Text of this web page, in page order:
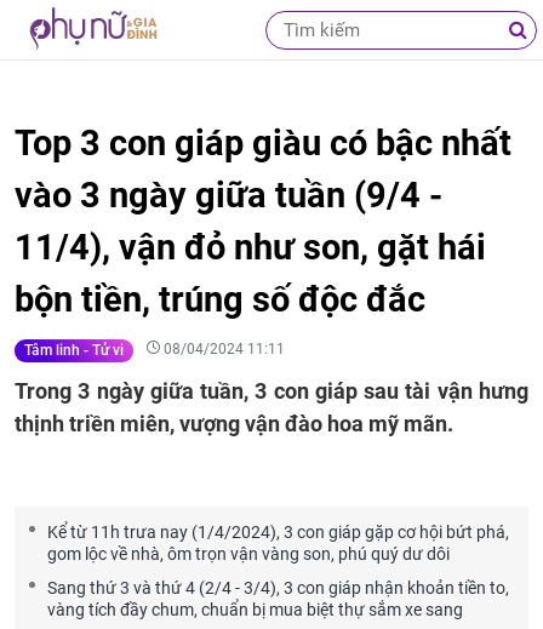
Top 3 con giáp giàu có bậc nhất
vào 3 ngày giữa tuần (9/4 -
11/4), vận đỏ như son, gặt hái
bộn tiền, trúng số độc đắc
Tâm linh - Tử vi 08/04/2024 11:11
Trong 3 ngày giữa tuần, 3 con giáp sau tài vận hưng
thịnh triền miên, vượng vận đào hoa mỹ mãn.
Kể từ 11h trưa nay (1/4/2024), 3 con giáp gặp cơ hội bứt phá,
gom lộc về nhà, ôm trọn vận vàng son, phú quý dư dôi
Sang thứ 3 và thứ 4 (2/4 - 3/4), 3 con giáp nhận khoản tiền to,
vàng tích đầy chum, chuẩn bị mua biệt thự sắm xe sang